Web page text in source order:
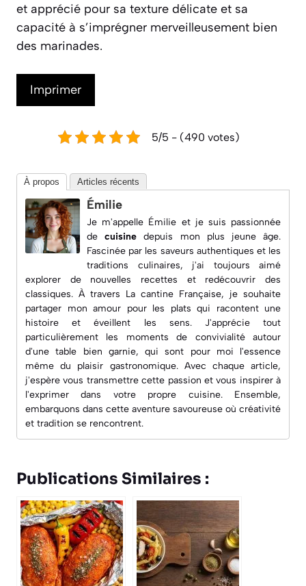
et apprécié pour sa texture délicate et sa
capacité à s’imprégner merveilleusement bien
des marinades.
Imprimer
5/5 - (490 votes)
À propos Articles récents
Émilie
Je m'appelle Émilie et je suis passionnée
decuisine depuis mon plus jeune âge.
Fascinée par les saveurs authentiques et les
traditions culinaires, j'ai toujours aimé
explorer de nouvelles recettes et redécouvrir des
classiques. À travers La cantine Française, je souhaite
partager mon amour pour les plats qui racontent une
histoire et éveillent les sens. J'apprécie tout
particulièrement les moments de convivialité autour
d'une table bien garnie, qui sont pour moi l'essence
même du plaisir gastronomique. Avec chaque article,
j'espère vous transmettre cette passion et vous inspirer à
l'exprimer dans votre propre cuisine. Ensemble,
embarquons dans cette aventure savoureuse où créativité
et tradition se rencontrent.
Publications Similaires :